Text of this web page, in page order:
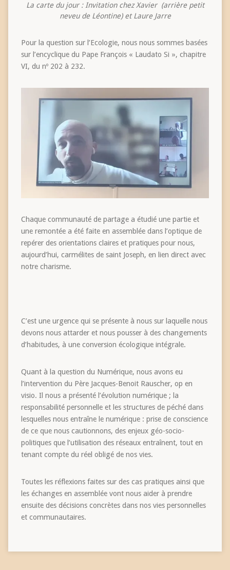
La carte du jour : Invitation chez Xavier (arrière petit
neveu de Léontine) et Laure Jarre
Pour la question sur l’Ecologie, nous nous sommes basées
sur l’encyclique du Pape François « Laudato Si », chapitre
VI, du nº 202 à 232.
Chaque communauté de partage a étudié une partie et
une remontée a été faite en assemblée dans l’optique de
repérer des orientations claires et pratiques pour nous,
aujourd’hui, carmélites de saint Joseph, en lien direct avec
notre charisme.
C’est une urgence qui se présente à nous sur laquelle nous
devons nous attarder et nous pousser à des changements
d’habitudes, à une conversion écologique intégrale.
Quant à la question du Numérique, nous avons eu
l’intervention du Père Jacques-Benoit Rauscher, op en
visio. Il nous a présenté l’évolution numérique ; la
responsabilité personnelle et les structures de péché dans
lesquelles nous entraîne le numérique : prise de conscience
de ce que nous cautionnons, des enjeux géo-socio-
politiques que l’utilisation des réseaux entraînent, tout en
tenant compte du réel obligé de nos vies.
Toutes les réflexions faites sur des cas pratiques ainsi que
les échanges en assemblée vont nous aider à prendre
ensuite des décisions concrètes dans nos vies personnelles
et communautaires.